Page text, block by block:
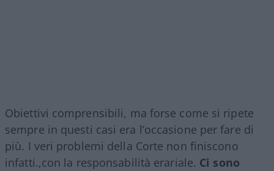
Obiettivi comprensibili, ma forse come si ripete
sempre in questi casi era l’occasione per fare di
più. I veri problemi della Corte non finiscono
infatti.,con la responsabilità erariale. Ci sono